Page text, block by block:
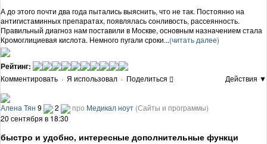
А до этого почти два года пытались выяснить, что не так. Постоянно на
антигистаминных препаратах, появлялась сонливость, рассеянность.
Правильный диагноз нам поставили в Москве, основным назначением стала
Кромоглициевая кислота. Немного пугали сроки...(читать далее)
Рейтинг:
Комментировать · Я использовал · Поделиться Действия ▼
Алена Тян 9 2 про Медикал ноут (Сайты и программы)
20 сентября в 18:30
быстро и удобно, интересные дополнительные функци